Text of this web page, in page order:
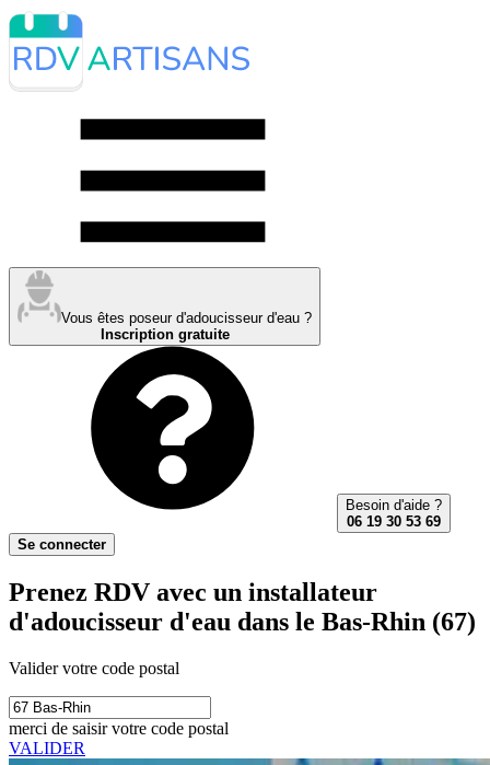
Vous êtes poseur d'adoucisseur d'eau ?
Inscription gratuite
Besoin d'aide ?
06 19 30 53 69
Se connecter
Prenez RDV avec un installateur
d'adoucisseur d'eau dans le Bas-Rhin (67)
Valider votre code postal
merci de saisir votre code postal
VALIDER